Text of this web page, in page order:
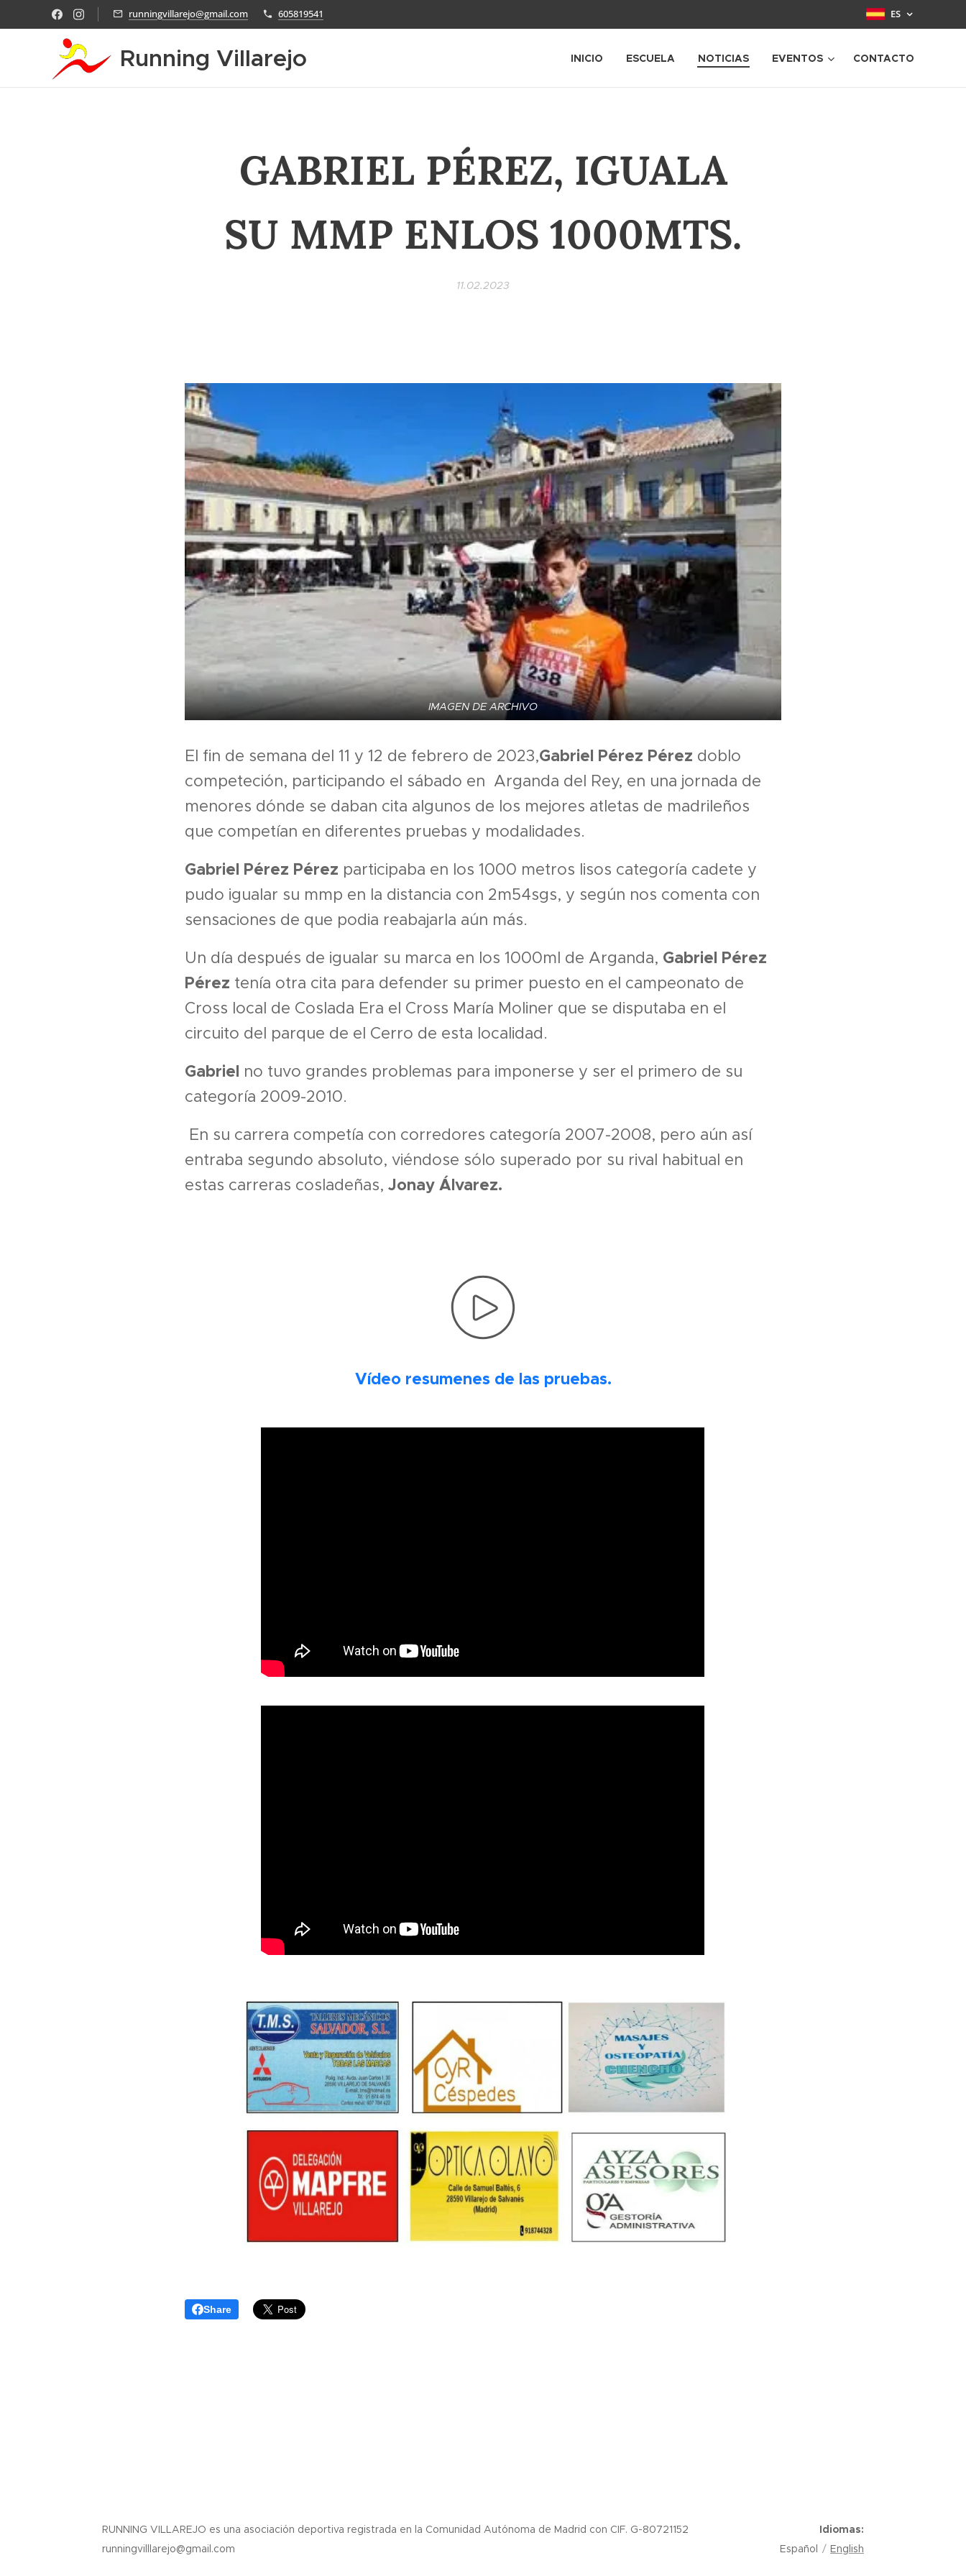
runningvillarejo@gmail.com 605819541 ES
Running Villarejo INICIO ESCUELA NOTICIAS EVENTOS CONTACTO
GABRIEL PÉREZ, IGUALA
SU MMP ENLOS 1000MTS.
11.02.2023
IMAGEN DE ARCHIVO
El fin de semana del 11 y 12 de febrero de 2023,Gabriel Pérez Pérez doblo
competeción, participando el sábado en Arganda del Rey, en una jornada de
menores dónde se daban cita algunos de los mejores atletas de madrileños
que competían en diferentes pruebas y modalidades.
Gabriel Pérez Pérez participaba en los 1000 metros lisos categoría cadete y
pudo igualar su mmp en la distancia con 2m54sgs, y según nos comenta con
sensaciones de que podia reabajarla aún más.
Un día después de igualar su marca en los 1000ml de Arganda, Gabriel Pérez
Pérez tenía otra cita para defender su primer puesto en el campeonato de
Cross local de Coslada Era el Cross María Moliner que se disputaba en el
circuito del parque de el Cerro de esta localidad.
Gabriel no tuvo grandes problemas para imponerse y ser el primero de su
categoría 2009-2010.
En su carrera competía con corredores categoría 2007-2008, pero aún así
entraba segundo absoluto, viéndose sólo superado por su rival habitual en
estas carreras cosladeñas, Jonay Álvarez.
Vídeo resumenes de las pruebas.
Share
RUNNING VILLAREJO es una asociación deportiva registrada en la Comunidad Autónoma de Madrid con CIF. G-80721152
runningvilllarejo@gmail.com
Idiomas
Español
English